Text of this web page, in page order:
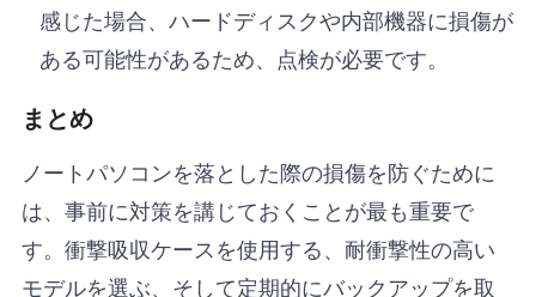
感じた場合、ハードディスクや内部機器に損傷が
ある可能性があるため、点検が必要です。
まとめ
ノートパソコンを落とした際の損傷を防ぐために
は、事前に対策を講じておくことが最も重要で
す。衝撃吸収ケースを使用する、耐衝撃性の高い
モデルを選ぶ、そして定期的にバックアップを取